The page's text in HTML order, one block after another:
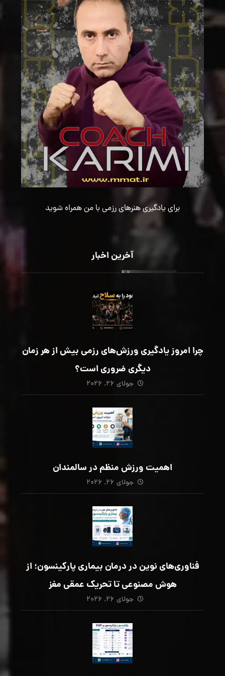
برای یادگیری هنرهای رزمی با من همراه شوید
آخرین اخبار
چرا امروز یادگیری ورزش‌های رزمی بیش از هر زمان
دیگری ضروری است؟
جولای ۲۶, ۲۰۲۶
اهمیت ورزش منظم در سالمندان
جولای ۲۶, ۲۰۲۶
فناوری‌های نوین در درمان بیماری پارکینسون؛ از
هوش مصنوعی تا تحریک عمقی مغز
جولای ۲۶, ۲۰۲۶